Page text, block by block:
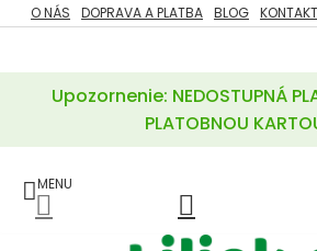
Prejsť
na
Upozornenie: NEDOSTUPNÁ
PLATOBNOU
O NÁS DOPRAVA A PLATBA BLOG KONTAKT
ZĽAVY
POTREBY
A
LIEKY